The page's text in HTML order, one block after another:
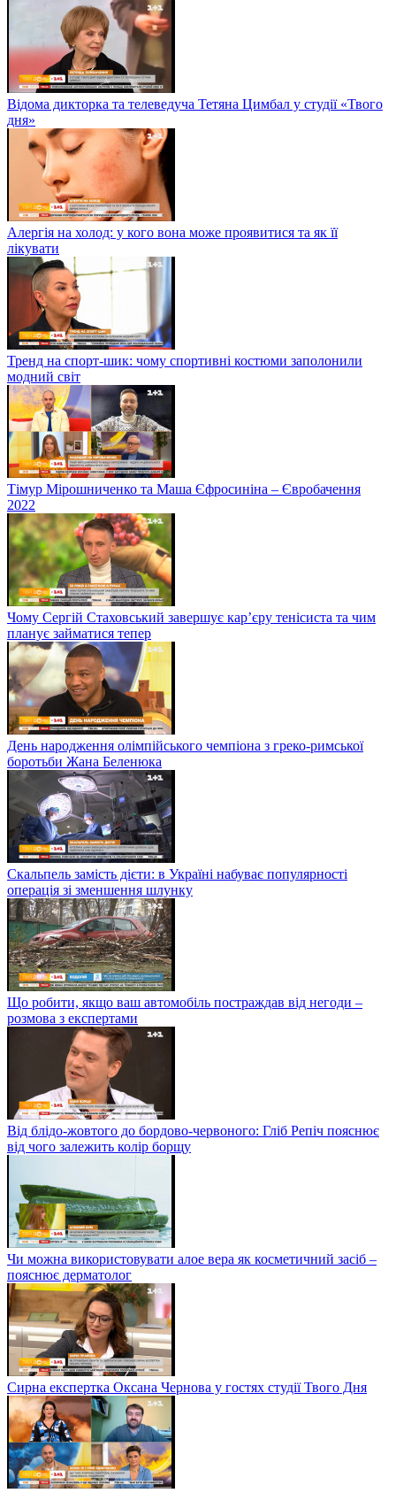
Відома дикторка та телеведуча Тетяна Цимбал у студії «Твого
дня»
Алергія на холод: у кого вона може проявитися та як її
лікувати
Тренд на спорт-шик: чому спортивні костюми заполонили
модний світ
Тімур Мірошниченко та Маша Єфросиніна – Євробачення
2022
Чому Сергій Стаховський завершує кар’єру тенісиста та чим
планує займатися тепер
День народження олімпійського чемпіона з греко-римської
боротьби Жана Беленюка
Скальпель замість дієти: в Україні набуває популярності
операція зі зменшення шлунку
Що робити, якщо ваш автомобіль постраждав від негоди –
розмова з експертами
Від блідо-жовтого до бордово-червоного: Гліб Репіч пояснює
від чого залежить колір борщу
Чи можна використовувати алое вера як косметичний засіб –
пояснює дерматолог
Сирна експертка Оксана Чернова у гостях студії Твого Дня